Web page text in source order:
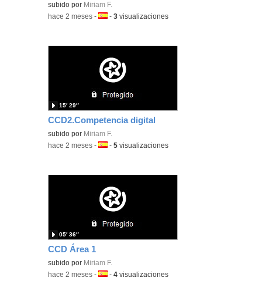
subido por Miriam F.
-hace 2 meses -Idioma:
-3 visualizaciones
CCD2.Competencia digital
subido por Miriam F.
15′ 29″
-hace 2 meses -Idioma:
-5 visualizaciones
CCD Área 1
subido por Miriam F.
05′ 36″
-hace 2 meses -Idioma:
-4 visualizaciones